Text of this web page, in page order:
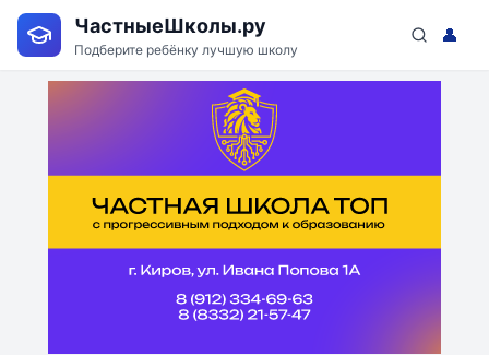
ЧастныеШколы.ру
Подберите ребёнку лучшую школу
👤